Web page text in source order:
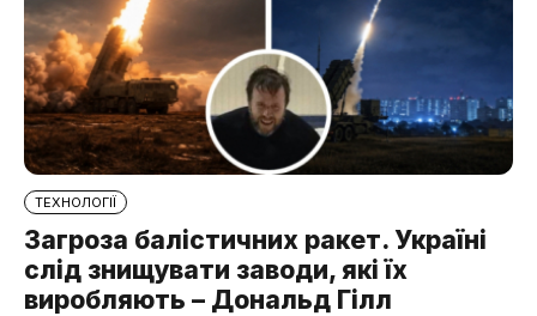
ТЕХНОЛОГІЇ
Загроза балістичних ракет. Україні
слід знищувати заводи, які їх
виробляють – Дональд Гілл